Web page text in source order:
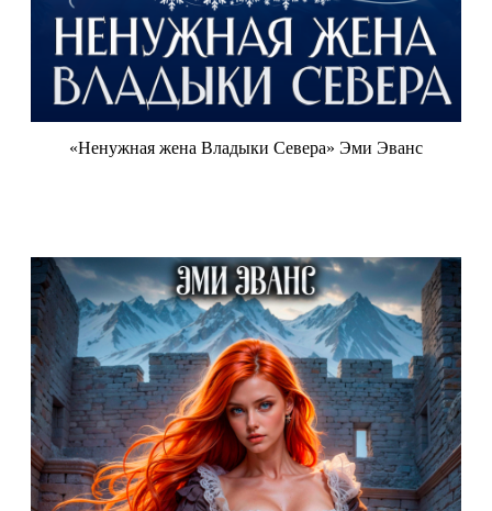
«Ненужная жена Владыки Севера» Эми Эванс